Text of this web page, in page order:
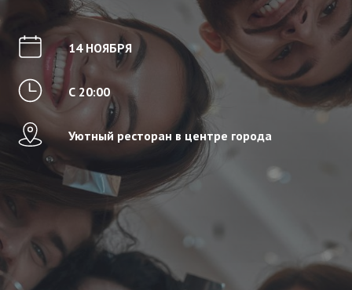
14 НОЯБРЯ
С 20:00
Уютный ресторан в центре города